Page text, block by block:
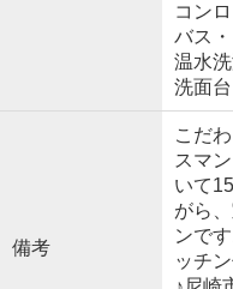
コン
バス
温水
洗面台
備考
こだ
スマ
いて
がら
ンで
ッチ